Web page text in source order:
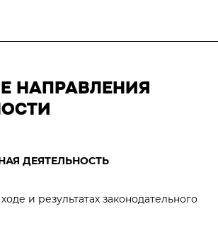
НАПРАВЛЕНИЯ
ДЕЯТЕЛЬНОСТЬ
и результатах законодательного